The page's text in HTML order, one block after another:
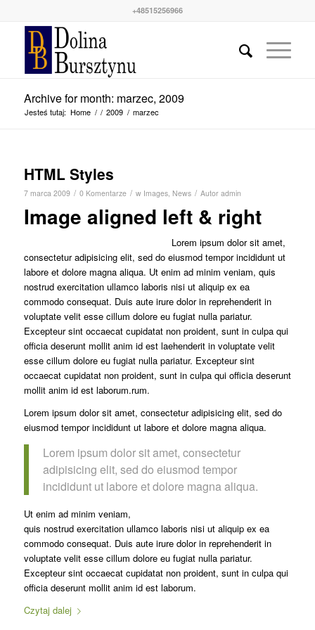
+48515256966
Archive for month: marzec, 2009
Jesteś tutaj: Home / / 2009 / marzec
HTML Styles
7 marca 2009 / 0 Komentarze / w Images, News / Autor admin
Image aligned left & right
Lorem ipsum dolor sit amet,
consectetur adipisicing elit, sed do eiusmod tempor incididunt ut
labore et dolore magna aliqua. Ut enim ad minim veniam, quis
nostrud exercitation ullamco laboris nisi ut aliquip ex ea
commodo consequat. Duis aute irure dolor in reprehenderit in
voluptate velit esse cillum dolore eu fugiat nulla pariatur.
Excepteur sint occaecat cupidatat non proident, sunt in culpa qui
officia deserunt mollit anim id est laehenderit in voluptate velit
esse cillum dolore eu fugiat nulla pariatur. Excepteur sint
occaecat cupidatat non proident, sunt in culpa qui officia deserunt
mollit anim id est laborum.rum.
Lorem ipsum dolor sit amet, consectetur adipisicing elit, sed do
eiusmod tempor incididunt ut labore et dolore magna aliqua.
Lorem ipsum dolor sit amet, consectetur
adipisicing elit, sed do eiusmod tempor
incididunt ut labore et dolore magna aliqua.
Ut enim ad minim veniam,
quis nostrud exercitation ullamco laboris nisi ut aliquip ex ea
commodo consequat. Duis aute irure dolor in reprehenderit in
voluptate velit esse cillum dolore eu fugiat nulla pariatur.
Excepteur sint occaecat cupidatat non proident, sunt in culpa qui
officia deserunt mollit anim id est laborum.
Czytaj dalej